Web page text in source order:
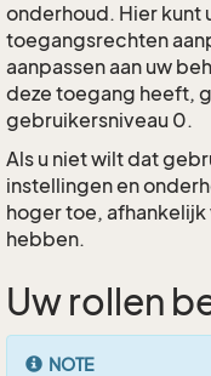
onderhoud. Hier kunt
toegangsrechten
aanpassen aan uw
deze toegang heeft,
gebruikersniveau 0.
Als u niet wilt dat
instellingen en
hoger toe,
hebben.
Uw rollen
NOTE